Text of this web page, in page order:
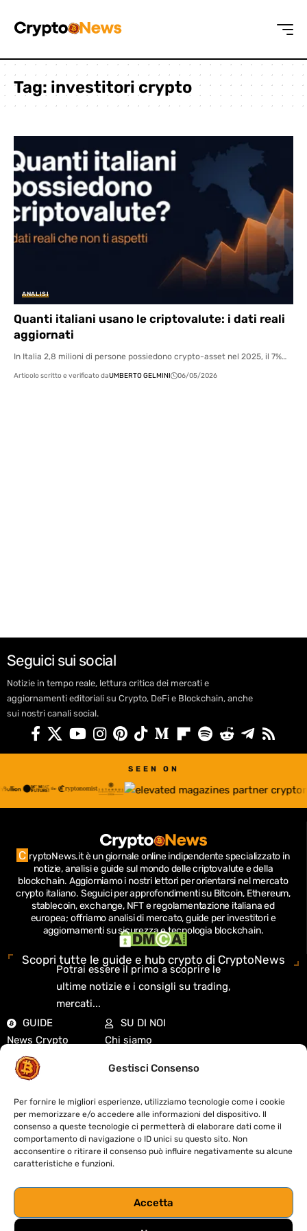
Gestisci Consenso
Per fornire le migliori esperienze, utilizziamo tecnologie come i cookie
per memorizzare e/o accedere alle informazioni del dispositivo. Il
consenso a queste tecnologie ci permetterà di elaborare dati come il
comportamento di navigazione o ID unici su questo sito. Non
acconsentire o ritirare il consenso può influire negativamente su alcune
caratteristiche e funzioni.
Accetta
Tag: investitori crypto
ANALISI
Quanti italiani usano le criptovalute: i dati reali
aggiornati
In Italia 2,8 milioni di persone possiedono crypto-asset nel 2025, il 7%…
Articolo scritto e verificato daUMBERTO GELMINI 06/05/2026
Seguici sui social
Notizie in tempo reale, lettura critica dei mercati e
aggiornamenti editoriali su Crypto, DeFi e Blockchain, anche
sui nostri canali social.
SEEN ON
C ryptoNews.it è un giornale online indipendente specializzato in
notizie, analisi e guide sul mondo delle criptovalute e della
blockchain. Aggiorniamo i nostri lettori per orientarsi nel mercato
crypto italiano. Seguici per approfondimenti su Bitcoin, Ethereum,
stablecoin, exchange, NFT e regolamentazione italiana ed
europea; offriamo analisi di mercato, guide per investitori e
aggiornamenti su sicurezza e tecnologia blockchain.
Scopri tutte le guide e hub crypto di CryptoNews
Potrai essere il primo a scoprire le
ultime notizie e i consigli su trading,
mercati...
GUIDE
News Crypto
Analisi di mercato
Guide Crypto
Mercati e quotazioni
DeFi e Web3
Didattica
Biografie Crypto
SU DI NOI
Chi siamo
Cookie Policy
Disclaimer
Contatti
Fact-Checking
Sitemap
Strumenti&Risorse